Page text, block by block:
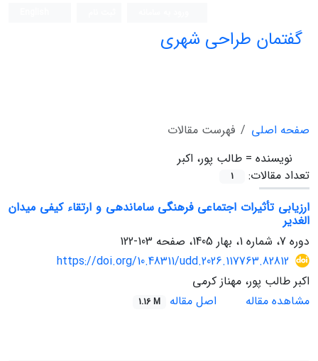
گفتمان طراحی شهری
صفحه اصلی
فهرست مقالات
نویسنده = طالب پور، اکبر
تعداد مقالات:
1
ارزیابی تأثیرات اجتماعی فرهنگی ساماندهی و ارتقاء کیفی میدان
الغدیر
دوره 7، شماره 1، بهار 1405، صفحه
103-122
https://doi.org/10.48311/udd.2026.117763.82812
اکبر طالب پور، مهناز کرمی
مشاهده مقاله
اصل مقاله 1.16 M